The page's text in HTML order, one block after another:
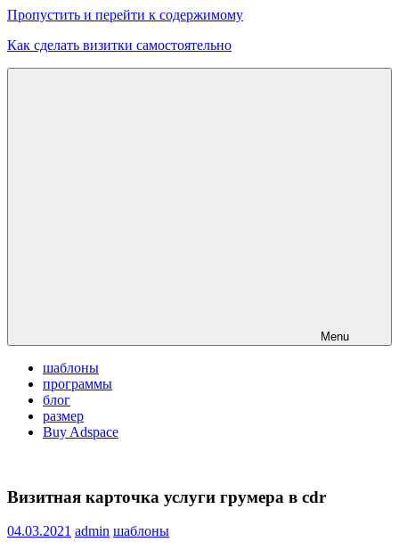
Пропустить и перейти к содержимому
Как сделать визитки самостоятельно
Menu
шаблоны
программы
блог
размер
Buy Adspace
Визитная карточка услуги грумера в cdr
04.03.2021 admin шаблоны